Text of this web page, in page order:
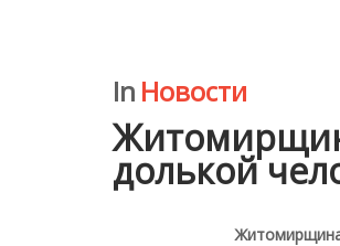
In Новости
долькой